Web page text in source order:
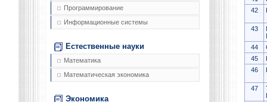
Программирование
Информационные системы
Естественные науки
Математика
Математическая экономика
Экономика
42
43
44
45
46
47